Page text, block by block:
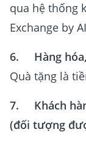
qua hệ thống
Exchange by
6. Hàng hóa,
Quà tặng là
7. Khách
(đối tượng